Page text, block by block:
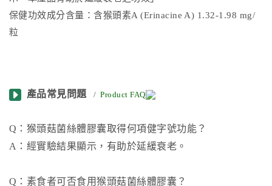
保健功效成分含量：含猴頭素A (Erinacine A) 1.32-1.98 mg/
粒
產品常見問題 / Product FAQ
Q：猴頭菇菌絲體膠囊取得何項健字號功能？
A：經實驗結果顯示，有助於延緩衰老。
Q：素食者可否食用猴頭菇菌絲體膠囊？